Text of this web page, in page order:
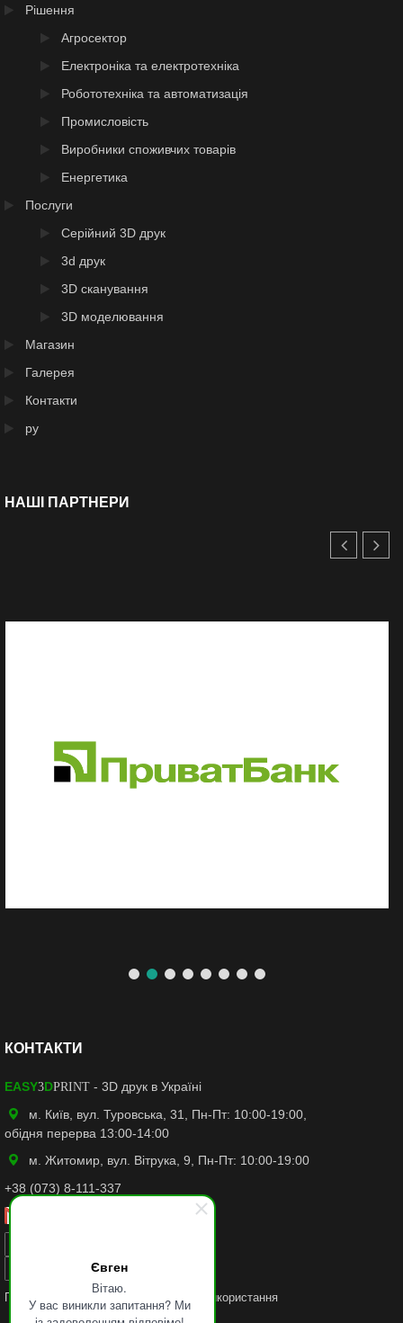
Євген
Вітаю.
У вас виникли запитання? Ми
Рішення
Агросектор
Електроніка та електротехніка
Робототехніка та автоматизація
Промисловість
Виробники споживчих товарів
Енергетика
Послуги
Серійний 3D друк
3d друк
3D сканування
3D моделювання
Магазин
Галерея
Контакти
ру
НАШІ ПАРТНЕРИ
КОНТАКТИ
EASY3DPRINT - 3D друк в Україні
м. Київ, вул. Туровська, 31, Пн-Пт: 10:00-19:00,
обідня перерва 13:00-14:00
м. Житомир, вул. Вітрука, 9, Пн-Пт: 10:00-19:00
+38 (073) 8-111-337
Instagram
Політику конфіденційності таУмови використання